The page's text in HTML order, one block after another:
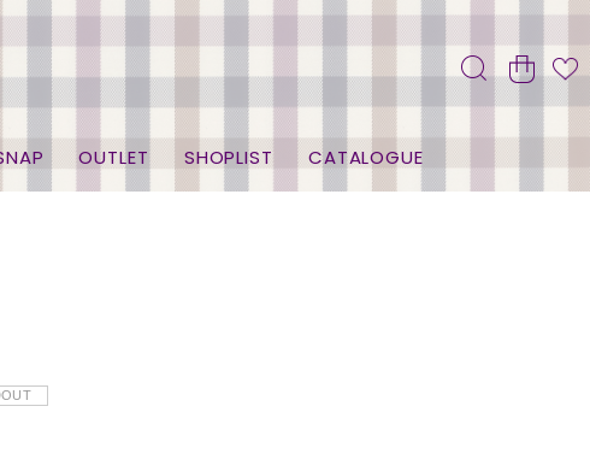
OUTLET SHOPLIST CATALOGUE